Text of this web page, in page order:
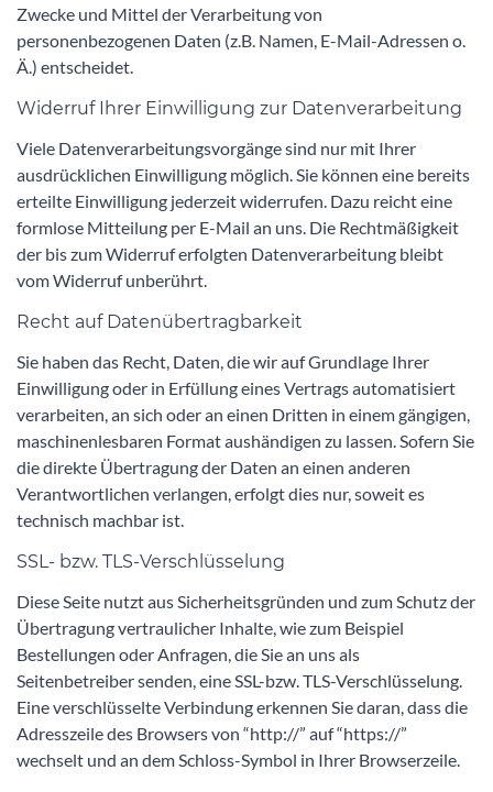
Zwecke und Mittel der Verarbeitung von
personenbezogenen Daten (z.B. Namen, E-Mail-Adressen o.
Ä.) entscheidet.
Widerruf Ihrer Einwilligung zur Datenverarbeitung
Viele Datenverarbeitungsvorgänge sind nur mit Ihrer
ausdrücklichen Einwilligung möglich. Sie können eine bereits
erteilte Einwilligung jederzeit widerrufen. Dazu reicht eine
formlose Mitteilung per E-Mail an uns. Die Rechtmäßigkeit
der bis zum Widerruf erfolgten Datenverarbeitung bleibt
vom Widerruf unberührt.
Recht auf Datenübertragbarkeit
Sie haben das Recht, Daten, die wir auf Grundlage Ihrer
Einwilligung oder in Erfüllung eines Vertrags automatisiert
verarbeiten, an sich oder an einen Dritten in einem gängigen,
maschinenlesbaren Format aushändigen zu lassen. Sofern Sie
die direkte Übertragung der Daten an einen anderen
Verantwortlichen verlangen, erfolgt dies nur, soweit es
technisch machbar ist.
SSL- bzw. TLS-Verschlüsselung
Diese Seite nutzt aus Sicherheitsgründen und zum Schutz der
Übertragung vertraulicher Inhalte, wie zum Beispiel
Bestellungen oder Anfragen, die Sie an uns als
Seitenbetreiber senden, eine SSL-bzw. TLS-Verschlüsselung.
Eine verschlüsselte Verbindung erkennen Sie daran, dass die
Adresszeile des Browsers von “http://” auf “https://”
wechselt und an dem Schloss-Symbol in Ihrer Browserzeile.